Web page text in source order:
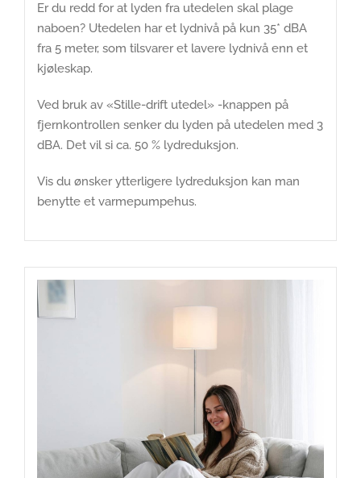
Er du redd for at lyden fra utedelen skal plage
naboen? Utedelen har et lydnivå på kun 35* dBA
fra 5 meter, som tilsvarer et lavere lydnivå enn et
kjøleskap.
Ved bruk av «Stille-drift utedel» -knappen på
fjernkontrollen senker du lyden på utedelen med 3
dBA. Det vil si ca. 50 % lydreduksjon.
Vis du ønsker ytterligere lydreduksjon kan man
benytte et varmepumpehus.